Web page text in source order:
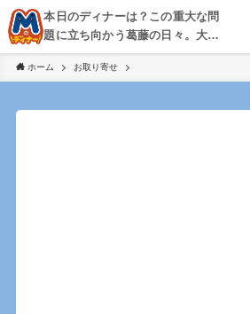
本日のディナーは？この重大な問
題に立ち向かう葛藤の日々。大
阪・京都・神戸を中心とした食べ
歩き、飲み歩きを綴る。
ホーム お取り寄せ